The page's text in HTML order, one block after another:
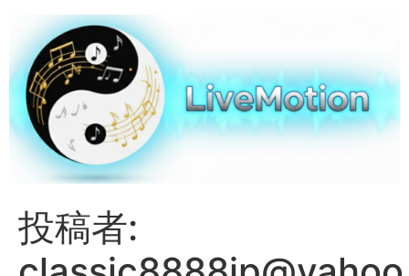
投稿者: